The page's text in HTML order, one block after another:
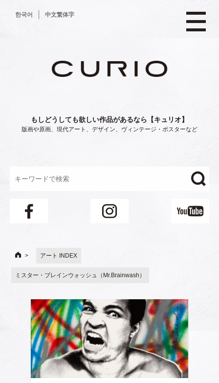
한국어 中文繁体字
もしどうしても欲しい作品があるなら【キュリオ】
版画や原画、現代アート、デザイン、ヴィンテージ・ポスターなど
アート INDEX
ミスター・ブレインウォッシュ（Mr.Brainwash）